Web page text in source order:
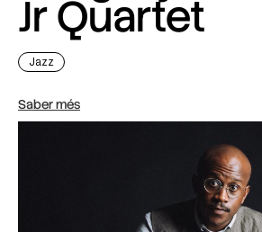
Jr Quartet
Jazz
Saber més